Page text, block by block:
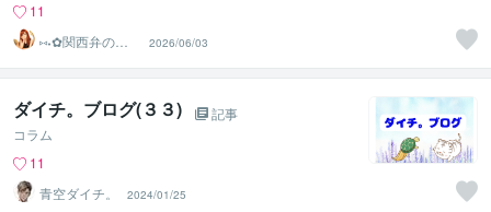
11
⑅⁠˖⁠✿⁠関西弁のこ
ころん✿⁠⁠˖⁠⑅
2026/06/03
ダイチ。ブログ(３３)
記事
コラム
11
青空ダイチ。
2024/01/25